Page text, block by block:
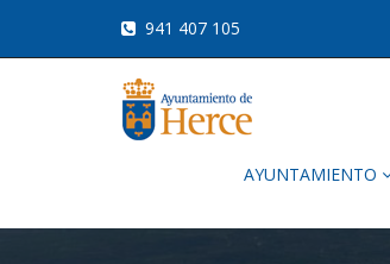
941 407 105
AYUNTAMIENTO